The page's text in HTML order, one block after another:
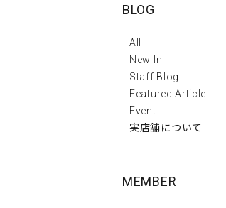
BLOG
All
New In
Staff Blog
Featured Article
Event
実店舗について
MEMBER